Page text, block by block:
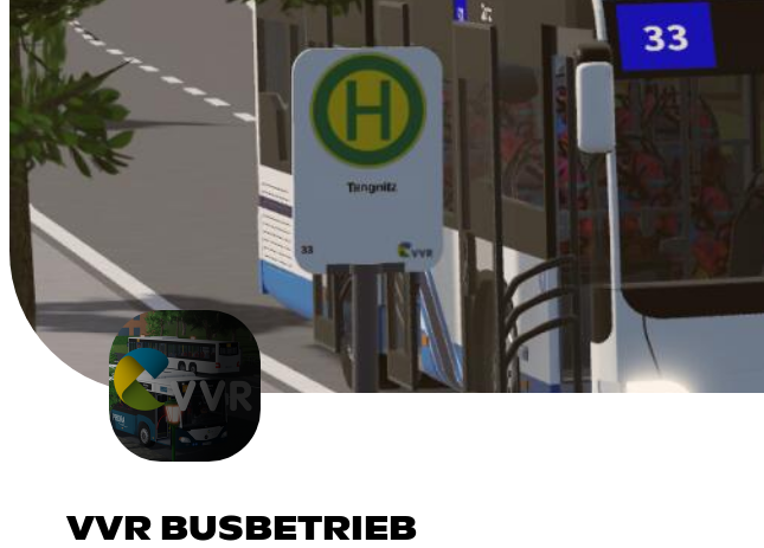
VVR BUSBETRIEB